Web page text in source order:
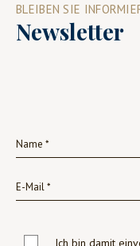
BLEIBEN SIE
Newsletter
Ich bin damit